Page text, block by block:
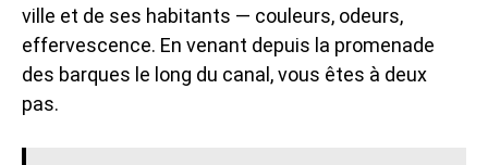
ville et de ses habitants — couleurs, odeurs,
effervescence. En venant depuis la promenade
des barques le long du canal, vous êtes à deux
pas.